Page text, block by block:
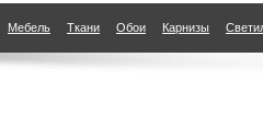
Мебель Ткани Обои Карнизы